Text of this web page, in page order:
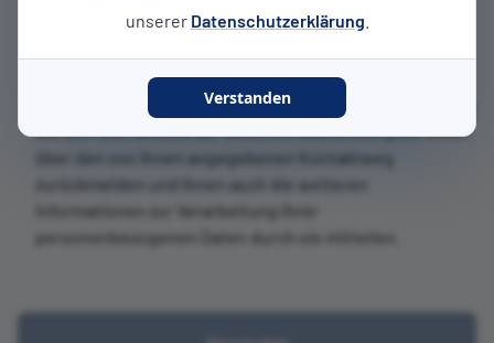
personenbezogenen Daten durch Athleten Deutschland
weitere Verarbeitung Ihrer Materialien durch Athleten
Deutschland e.V. geschieht nicht. Die Ansprechpersonen
werden sich zwecks der weiteren Bearbeitung bei Ihnen
über den von Ihnen angegebenen Kontaktweg
zurückmelden und Ihnen auch die weiteren
Informationen zur Verarbeitung Ihrer
personenbezogenen Daten durch sie mitteilen.
unserer Datenschutzerklärung
Verstanden